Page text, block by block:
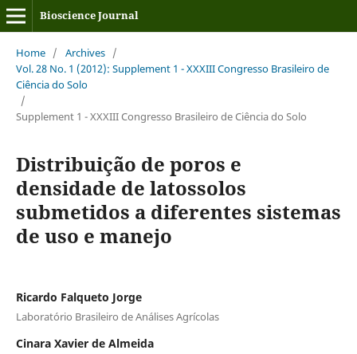
Bioscience Journal
Home / Archives /
Vol. 28 No. 1 (2012): Supplement 1 - XXXIII Congresso Brasileiro de
Ciência do Solo
/
Supplement 1 - XXXIII Congresso Brasileiro de Ciência do Solo
Distribuição de poros e
densidade de latossolos
submetidos a diferentes sistemas
de uso e manejo
Ricardo Falqueto Jorge
Laboratório Brasileiro de Análises Agrícolas
Cinara Xavier de Almeida